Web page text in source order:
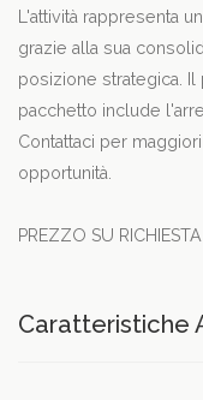
L'attività rappresenta
grazie alla sua
posizione strategica. Il
pacchetto include
Contattaci per
opportunità.
PREZZO SU RICHIESTA
Caratteristiche